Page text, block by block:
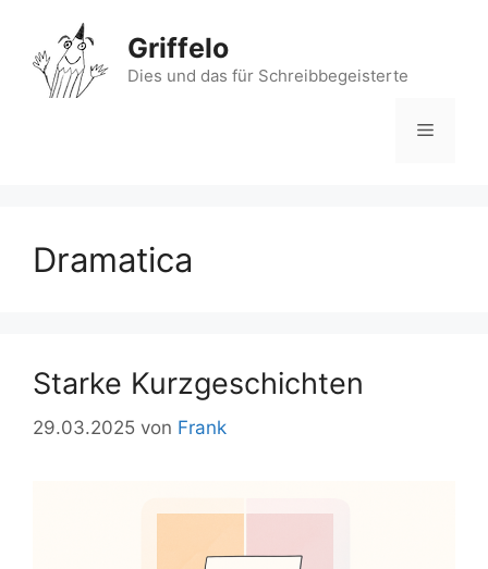
springen
Griffelo
Dies und das für Schreibbegeisterte
Menü
Dramatica
Starke Kurzgeschichten
29.03.2025 von Frank